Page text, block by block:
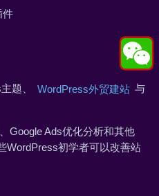
件
题、 WordPress外贸建站 与
Google Ads优化分析和其他
WordPress初学者可以改善站